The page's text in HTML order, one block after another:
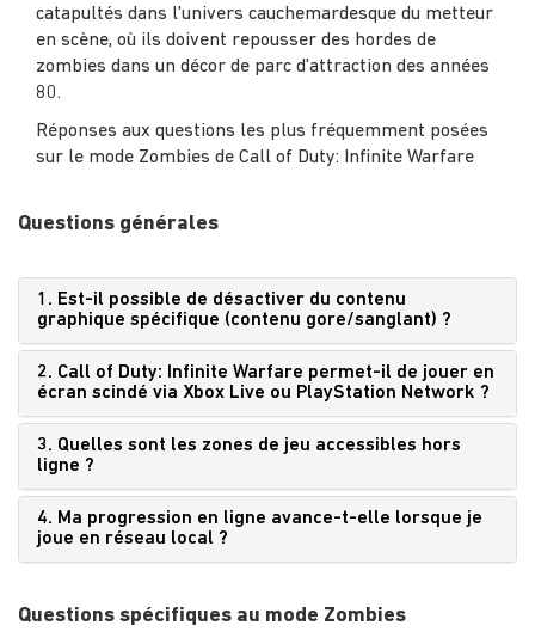
catapultés dans l'univers cauchemardesque du metteur
en scène, où ils doivent repousser des hordes de
zombies dans un décor de parc d'attraction des années
80.
Réponses aux questions les plus fréquemment posées
sur le mode Zombies de Call of Duty: Infinite Warfare
Questions générales
1. Est-il possible de désactiver du contenu
graphique spécifique (contenu gore/sanglant) ?
2. Call of Duty: Infinite Warfare permet-il de jouer en
écran scindé via Xbox Live ou PlayStation Network ?
3. Quelles sont les zones de jeu accessibles hors
ligne ?
4. Ma progression en ligne avance-t-elle lorsque je
joue en réseau local ?
Questions spécifiques au mode Zombies